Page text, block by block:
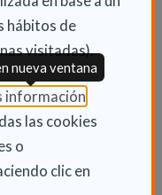
hábitos de
visitadas).
información
las cookies
o
clic en
nueva ventana
Actualidad